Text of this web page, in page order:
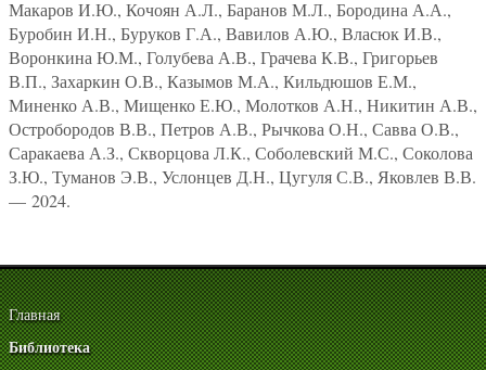
Макаров И.Ю., Кочоян А.Л., Баранов М.Л., Бородина А.А.,
Буробин И.Н., Буруков Г.А., Вавилов А.Ю., Власюк И.В.,
Воронкина Ю.М., Голубева А.В., Грачева К.В., Григорьев
В.П., Захаркин О.В., Казымов М.А., Кильдюшов Е.М.,
Миненко А.В., Мищенко Е.Ю., Молотков А.Н., Никитин А.В.,
Остробородов В.В., Петров А.В., Рычкова О.Н., Савва О.В.,
Саракаева А.З., Скворцова Л.К., Соболевский М.С., Соколова
З.Ю., Туманов Э.В., Услонцев Д.Н., Цугуля С.В., Яковлев В.В.
— 2024.
Главная
Библиотека